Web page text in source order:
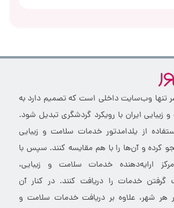
تنها وب‌سایت داخلی است که تصمیم دارد به
ایران با رویکرد گردشگری تبدیل شود.
از یلدامدتور خدمات سلامت و زیبایی
کرده و آن‌ها را با هم مقایسه کنند. سپس با
ارایه‌دهنده خدمات سلامت و زیبایی،
گرفتن خدمات را دریافت کنند. در کنار آن
هر شهر، علاوه بر دریافت خدمات سلامت و